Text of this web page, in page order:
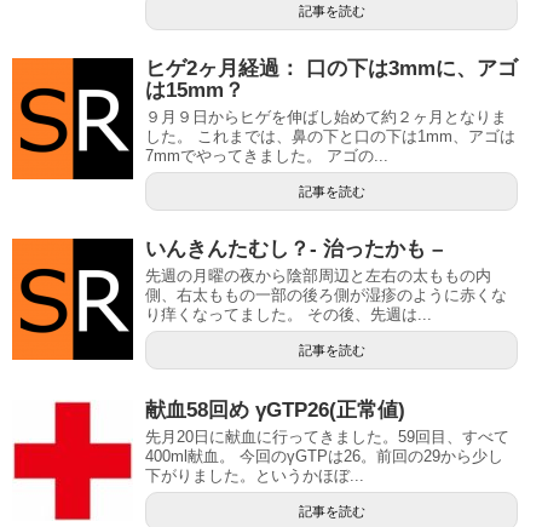
記事を読む
ヒゲ2ヶ月経過： 口の下は3mmに、アゴ
は15mm？
９月９日からヒゲを伸ばし始めて約２ヶ月となりま
した。 これまでは、鼻の下と口の下は1mm、アゴは
7mmでやってきました。 アゴの...
記事を読む
いんきんたむし？- 治ったかも –
先週の月曜の夜から陰部周辺と左右の太ももの内
側、右太ももの一部の後ろ側が湿疹のように赤くな
り痒くなってました。 その後、先週は...
記事を読む
献血58回め γGTP26(正常値)
先月20日に献血に行ってきました。59回目、すべて
400ml献血。 今回のγGTPは26。前回の29から少し
下がりました。というかほぼ...
記事を読む